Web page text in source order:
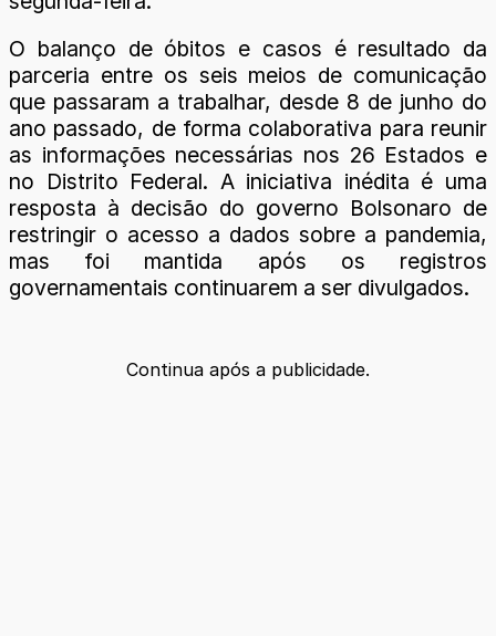
O balanço de óbitos e casos é resultado da
parceria entre os seis meios de comunicação
que passaram a trabalhar, desde 8 de junho do
ano passado, de forma colaborativa para reunir
as informações necessárias nos 26 Estados e
no Distrito Federal. A iniciativa inédita é uma
resposta à decisão do governo Bolsonaro de
restringir o acesso a dados sobre a pandemia,
mas foi mantida após os registros
governamentais continuarem a ser divulgados.
Continua após a publicidade.